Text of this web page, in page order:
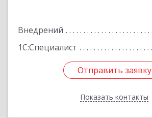
Внедрений
1С:Специалист
Отправить заявку
Показать контакты
Отправить заявку
Назад